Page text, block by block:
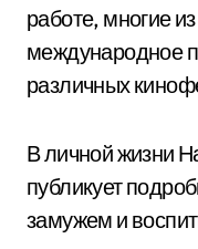
работе, многие
международное
различных
В личной жизни
публикует
замужем и